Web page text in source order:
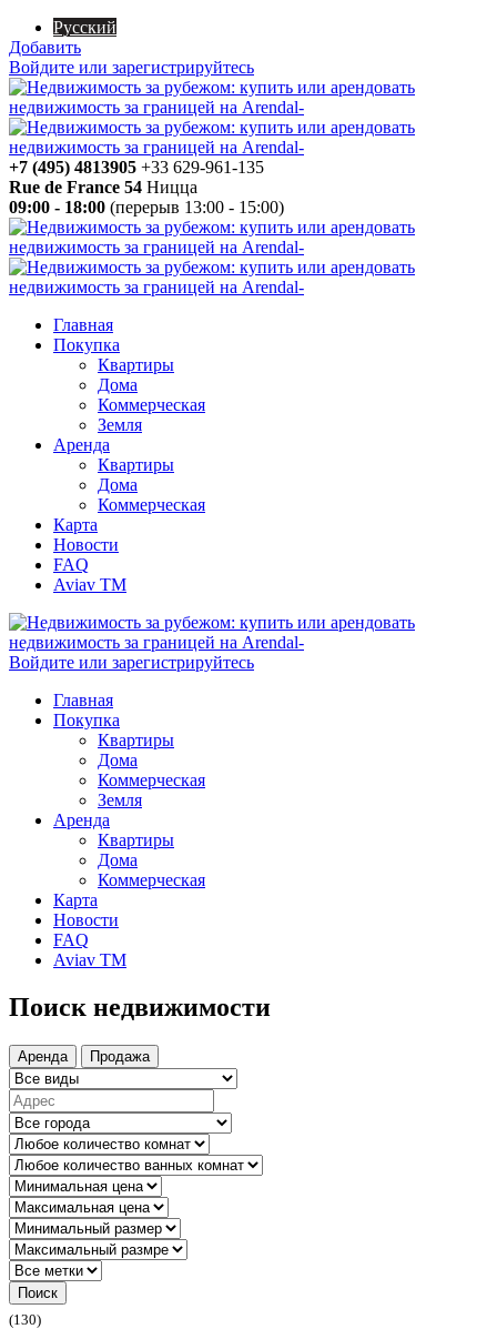
Русский
Добавить
Войдите или зарегистрируйтесь
+7 (495) 4813905 +33 629-961-135
Rue de France 54 Ницца
09:00 - 18:00 (перерыв 13:00 - 15:00)
Главная
Покупка
Квартиры
Дома
Коммерческая
Земля
Аренда
Квартиры
Дома
Коммерческая
Карта
Новости
FAQ
Aviav TM
Войдите или зарегистрируйтесь
Главная
Покупка
Квартиры
Дома
Коммерческая
Земля
Аренда
Квартиры
Дома
Коммерческая
Карта
Новости
FAQ
Aviav TM
Поиск недвижимости
Аренда Продажа
Поиск
(130)